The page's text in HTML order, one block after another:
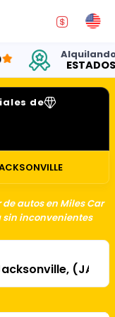
Alquilando
ESTADOS
de
autos en Miles Car
sin inconvenientes